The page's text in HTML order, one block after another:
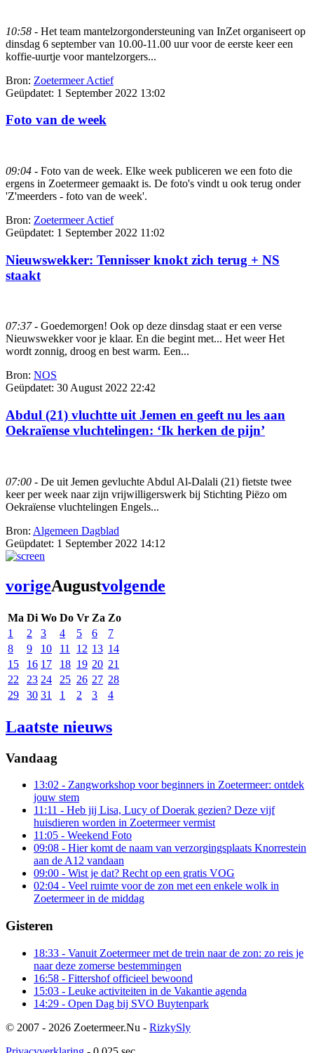
10:58 - Het team mantelzorgondersteuning van InZet organiseert op
dinsdag 6 september van 10.00-11.00 uur voor de eerste keer een
koffie-uurtje voor mantelzorgers...
Bron: Zoetermeer Actief
Geüpdatet: 1 September 2022 13:02
Foto van de week
09:04 - Foto van de week. Elke week publiceren we een foto die
ergens in Zoetermeer gemaakt is. De foto's vindt u ook terug onder
'Z'meerders - foto van de week'.
Bron: Zoetermeer Actief
Geüpdatet: 1 September 2022 11:02
Nieuwswekker: Tennisser knokt zich terug + NS
staakt
07:37- Goedemorgen! Ook op deze dinsdag staat er een verse
Nieuwswekker voor je klaar. En die begint met... Het weer Het
wordt zonnig, droog en best warm. Een...
Bron: NOS
Geüpdatet: 30 August 2022 22:42
Abdul (21) vluchtte uit Jemen en geeft nu les aan
Oekraïense vluchtelingen: ‘Ik herken de pijn’
07:00 - De uit Jemen gevluchte Abdul Al-Dalali (21) fietste twee
keer per week naar zijn vrijwilligerswerk bij Stichting Piëzo om
Oekraïense vluchtelingen Engels...
Bron: Algemeen Dagblad
Geüpdatet: 1 September 2022 14:12
vorigeAugustvolgende
Ma Di Wo Do Vr Za Zo
1
2 3 4 5 6
7
8
9 10 11 12 13 14
15
16 17 18 19 20 21
22
23 24 25 26 27 28
29
30 31 1 2 3 4
Laatste nieuws
Vandaag
13:02 - Zangworkshop voor beginners in Zoetermeer: ontdek
jouw stem
11:11 - Heb jij Lisa, Lucy of Doerak gezien? Deze vijf
huisdieren worden in Zoetermeer vermist
11:05 - Weekend Foto
09:08 - Hier komt de naam van verzorgingsplaats Knorrestein
aan de A12 vandaan
09:00 - Wist je dat? Recht op een gratis VOG
02:04 - Veel ruimte voor de zon met een enkele wolk in
Zoetermeer in de middag
Gisteren
18:33 - Vanuit Zoetermeer met de trein naar de zon: zo reis je
naar deze zomerse bestemmingen
16:58 - Fittershof officieel bewoond
15:03 - Leuke activiteiten in de Vakantie agenda
14:29 - Open Dag bij SVO Buytenpark
© 2007 - 2026 Zoetermeer.Nu - RizkySly